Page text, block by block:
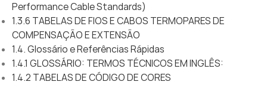
Performance Cable Standards)
1.3.6 TABELAS DE FIOS E CABOS TERMOPARES DE
COMPENSAÇÃO E EXTENSÃO
1.4. Glossário e Referências Rápidas
1.4.1 GLOSSÁRIO: TERMOS TÉCNICOS EM INGLÊS:
1.4.2 TABELAS DE CÓDIGO DE CORES